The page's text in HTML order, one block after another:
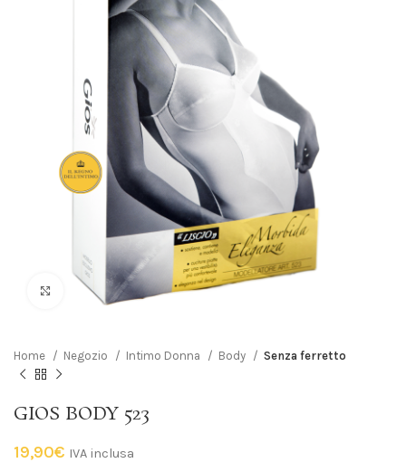
Click to enlarge
Home Negozio Intimo Donna Body Senza ferretto
GIOS BODY 523
19,90€ IVA inclusa